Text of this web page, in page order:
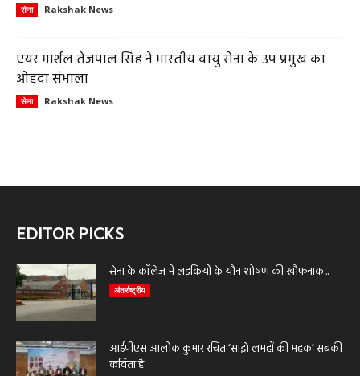
सेना Rakshak News
एयर मार्शल तेजपाल सिंह ने भारतीय वायु सेना के उप प्रमुख का
ओहदा संभाला
सेना Rakshak News
EDITOR PICKS
सेना के कॉलेज में लड़कियों के यौन शोषण की खौफनाक...
अंतर्राष्ट्रीय
आईपीएस आलोक कुमार रचित ‘साझे लमहों की महक’ सबकी
कविता है